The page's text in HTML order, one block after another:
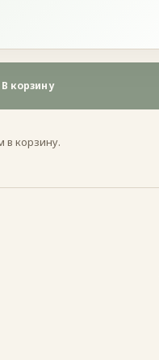
В корзину
корзину.